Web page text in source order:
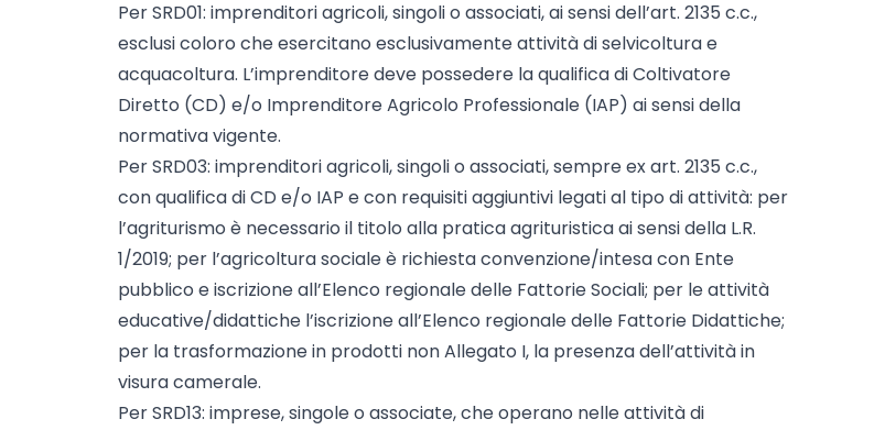
Per SRD01: imprenditori agricoli, singoli o associati, ai sensi dell’art. 2135 c.c.,
esclusi coloro che esercitano esclusivamente attività di selvicoltura e
acquacoltura. L’imprenditore deve possedere la qualifica di Coltivatore
Diretto (CD) e/o Imprenditore Agricolo Professionale (IAP) ai sensi della
normativa vigente.
Per SRD03: imprenditori agricoli, singoli o associati, sempre ex art. 2135 c.c.,
con qualifica di CD e/o IAP e con requisiti aggiuntivi legati al tipo di attività: per
l’agriturismo è necessario il titolo alla pratica agrituristica ai sensi della L.R.
1/2019; per l’agricoltura sociale è richiesta convenzione/intesa con Ente
pubblico e iscrizione all’Elenco regionale delle Fattorie Sociali; per le attività
educative/didattiche l’iscrizione all’Elenco regionale delle Fattorie Didattiche;
per la trasformazione in prodotti non Allegato I, la presenza dell’attività in
visura camerale.
Per SRD13: imprese, singole o associate, che operano nelle attività di